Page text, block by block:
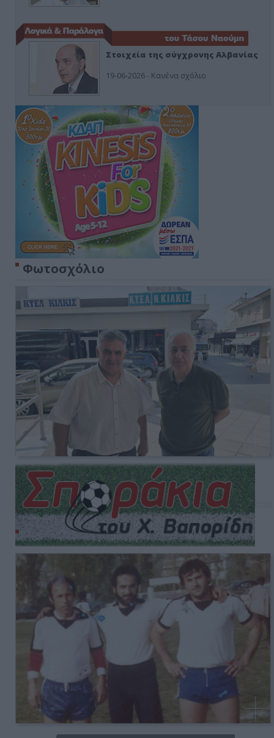
Στοιχεία της σύγχρονης Αλβανίας
19-06-2026 - Κανένα σχόλιο
Φωτοσχόλιο